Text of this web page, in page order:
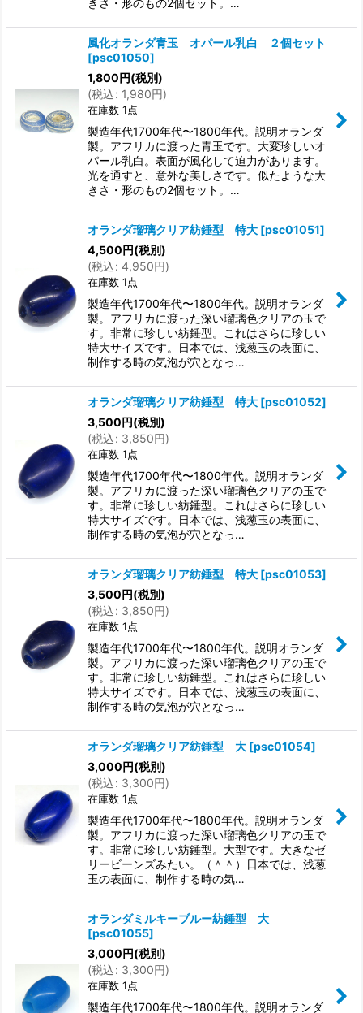
きさ・形のもの2個セット。…
風化オランダ青玉 オパール乳白 ２個セット
[psc01050]
1,800円(税別)
(税込: 1,980円)
在庫数 1点
製造年代1700年代〜1800年代。説明オランダ
製。アフリカに渡った青玉です。大変珍しいオ
パール乳白。表面が風化して迫力があります。
光を通すと、意外な美しさです。似たような大
きさ・形のもの2個セット。…
オランダ瑠璃クリア紡錘型 特大 [psc01051]
4,500円(税別)
(税込: 4,950円)
在庫数 1点
製造年代1700年代〜1800年代。説明オランダ
製。アフリカに渡った深い瑠璃色クリアの玉で
す。非常に珍しい紡錘型。これはさらに珍しい
特大サイズです。日本では、浅葱玉の表面に、
制作する時の気泡が穴となっ…
オランダ瑠璃クリア紡錘型 特大 [psc01052]
3,500円(税別)
(税込: 3,850円)
在庫数 1点
製造年代1700年代〜1800年代。説明オランダ
製。アフリカに渡った深い瑠璃色クリアの玉で
す。非常に珍しい紡錘型。これはさらに珍しい
特大サイズです。日本では、浅葱玉の表面に、
制作する時の気泡が穴となっ…
オランダ瑠璃クリア紡錘型 特大 [psc01053]
3,500円(税別)
(税込: 3,850円)
在庫数 1点
製造年代1700年代〜1800年代。説明オランダ
製。アフリカに渡った深い瑠璃色クリアの玉で
す。非常に珍しい紡錘型。これはさらに珍しい
特大サイズです。日本では、浅葱玉の表面に、
制作する時の気泡が穴となっ…
オランダ瑠璃クリア紡錘型 大 [psc01054]
3,000円(税別)
(税込: 3,300円)
在庫数 1点
製造年代1700年代〜1800年代。説明オランダ
製。アフリカに渡った深い瑠璃色クリアの玉で
す。非常に珍しい紡錘型。大型です。大きなゼ
リービーンズみたい。（＾＾）日本では、浅葱
玉の表面に、制作する時の気…
オランダミルキーブルー紡錘型 大
[psc01055]
3,000円(税別)
(税込: 3,300円)
在庫数 1点
製造年代1700年代〜1800年代。説明オランダ